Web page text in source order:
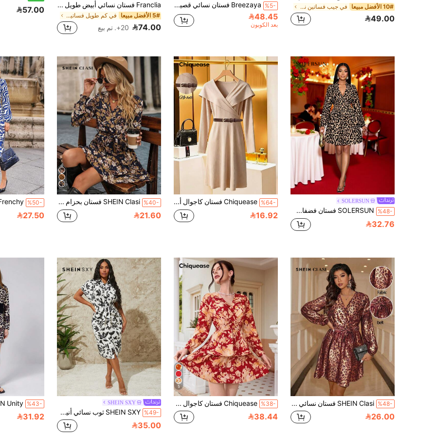
10# الأفضل مبيعا في جيب فساتين نسائية قصيرة
49.00
%5- Breezaya فستان نسائي قصير من القماش المطبوع بطراز قديم، طويل الأكمام، خصر مجعد، تفاصيل على الخصر، قصة بيبلوم
48.45
بعد الكوبون
Franclia فستان نسائي أبيض طويل الأكمام بأزرار أمامية، مناسب للذهاب إلى الجامعة والارتداء اليومي، أنيق وأنثوي، ملابس خريفية للنساء
5# الأفضل مبيعا في كم طويل فساتين نسائية متوسطة الطول
74.00 20+. تم بيع
57.00
SOLERSUN
%48- SOLERSUN فستان فضفاض بطبعة نمر أنيق - يمكن ارتداؤه كبذلة قصيرة أو تنورة بخط A أو فستان كيك، مناسب للخروجات اليومية والحفلات وعيد الحب والكريسماس وهالوين والخريف والربيع/الصيف فساتين طويلة أنيقة
32.76
%64- Chiquease فستان كاجوال أنيق بأكمام طويلة وتصميم بسيط باللون الواحد للنساء
16.92
%40- SHEIN Clasi فستان بحزام طباعة الأزهار ياقة متداخلة اكمام أسقف
21.60
%50-
27.50
%48- SHEIN Clasi فستان نسائي قصير بياقة على شكل حرف V وأكمام طويلة وأربطة أمامية، طباعة جلد النمر، طابع رسمي
26.00
5
%38- Chiquease فستان كاجوال متوسط الطول بأكمام طويلة وياقة متقاطعة بطبعة زهور للنساء
38.44
SHEIN SXY
%49- SHEIN SXY ثوب نسائي أنيق يتميز بطبعة زهور وياقة مطوية وأكمام قصيرة وحزام للخصر لفصل الصيف
35.00
%43-
31.92